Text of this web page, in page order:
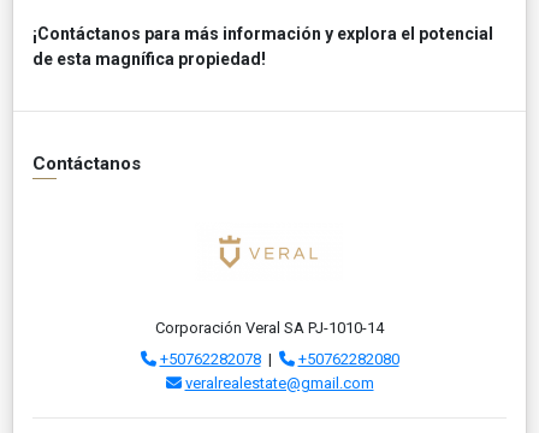
¡Contáctanos para más información y explora el potencial
de esta magnífica propiedad!
Contáctanos
Corporación Veral SA PJ-1010-14
+50762282078|
+50762282080
veralrealestate@gmail.com